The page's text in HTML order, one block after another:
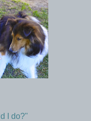
I do?"